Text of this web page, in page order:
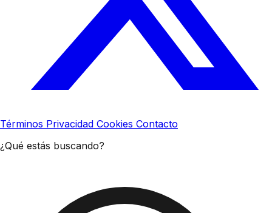
Términos Privacidad Cookies Contacto
¿Qué estás buscando?